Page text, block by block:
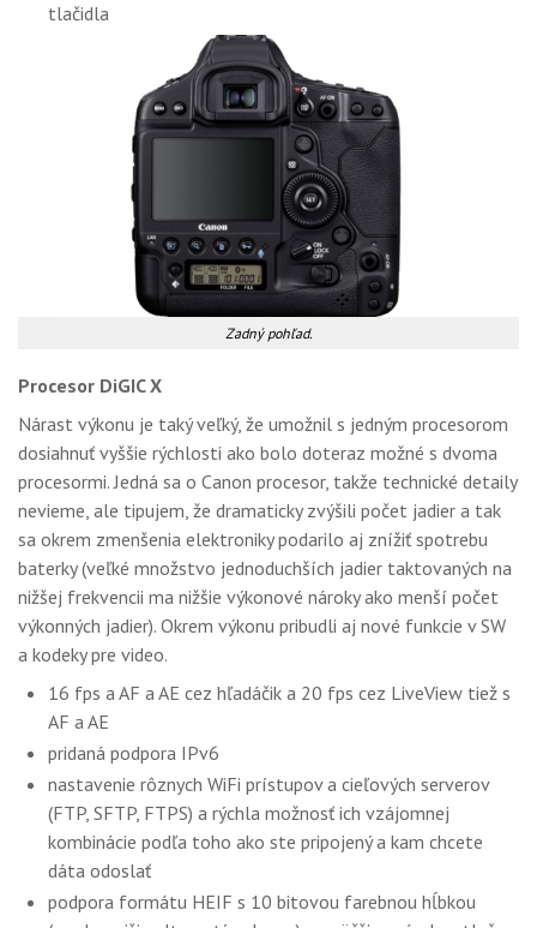
tlačidla
Zadný pohľad.
Procesor DiGIC X
Nárast výkonu je taký veľký, že umožnil s jedným procesorom
dosiahnuť vyššie rýchlosti ako bolo doteraz možné s dvoma
procesormi. Jedná sa o Canon procesor, takže technické detaily
nevieme, ale tipujem, že dramaticky zvýšili počet jadier a tak
sa okrem zmenšenia elektroniky podarilo aj znížiť spotrebu
baterky (veľké množstvo jednoduchších jadier taktovaných na
nižšej frekvencii ma nižšie výkonové nároky ako menší počet
výkonných jadier). Okrem výkonu pribudli aj nové funkcie v SW
a kodeky pre video.
16 fps a AF a AE cez hľadáčik a 20 fps cez LiveView tiež s
AF a AE
pridaná podpora IPv6
nastavenie rôznych WiFi prístupov a cieľových serverov
(FTP, SFTP, FTPS) a rýchla možnosť ich vzájomnej
kombinácie podľa toho ako ste pripojený a kam chcete
dáta odoslať
podpora formátu HEIF s 10 bitovou farebnou hĺbkou